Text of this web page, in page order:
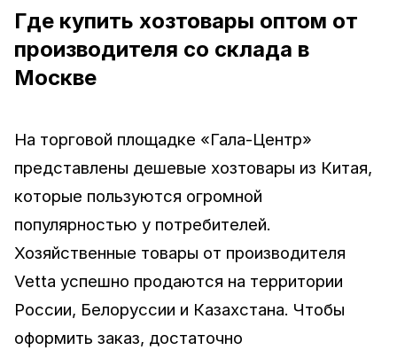
Где купить хозтовары оптом от
производителя со склада в
Москве
На торговой площадке «Гала-Центр»
представлены дешевые хозтовары из Китая,
которые пользуются огромной
популярностью у потребителей.
Хозяйственные товары от производителя
Vetta успешно продаются на территории
России, Белоруссии и Казахстана. Чтобы
оформить заказ, достаточно